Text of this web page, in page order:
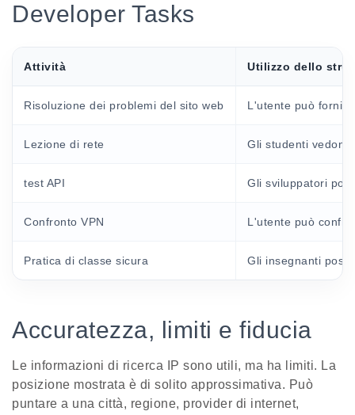
Developer Tasks
Attività Utilizzo dello
Risoluzione dei problemi del sito web L'utente può
Lezione di rete Gli studenti
test API Gli sviluppatori
Confronto VPN L'utente può
Pratica di classe sicura Gli insegnanti
Accuratezza, limiti e fiducia
Le informazioni di ricerca IP sono utili, ma ha limiti. La
posizione mostrata è di solito approssimativa. Può
puntare a una città, regione, provider di internet,